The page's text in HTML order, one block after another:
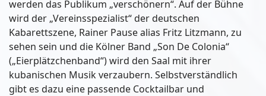
werden das Publikum „verschönern“. Auf der Bühne
wird der „Vereinsspezialist“ der deutschen
Kabarettszene, Rainer Pause alias Fritz Litzmann, zu
sehen sein und die Kölner Band „Son De Colonia“
(„Eierplätzchenband“) wird den Saal mit ihrer
kubanischen Musik verzaubern. Selbstverständlich
gibt es dazu eine passende Cocktailbar und